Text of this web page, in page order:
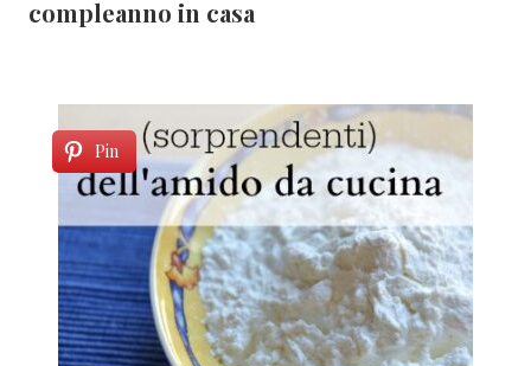
compleanno in casa
Pin